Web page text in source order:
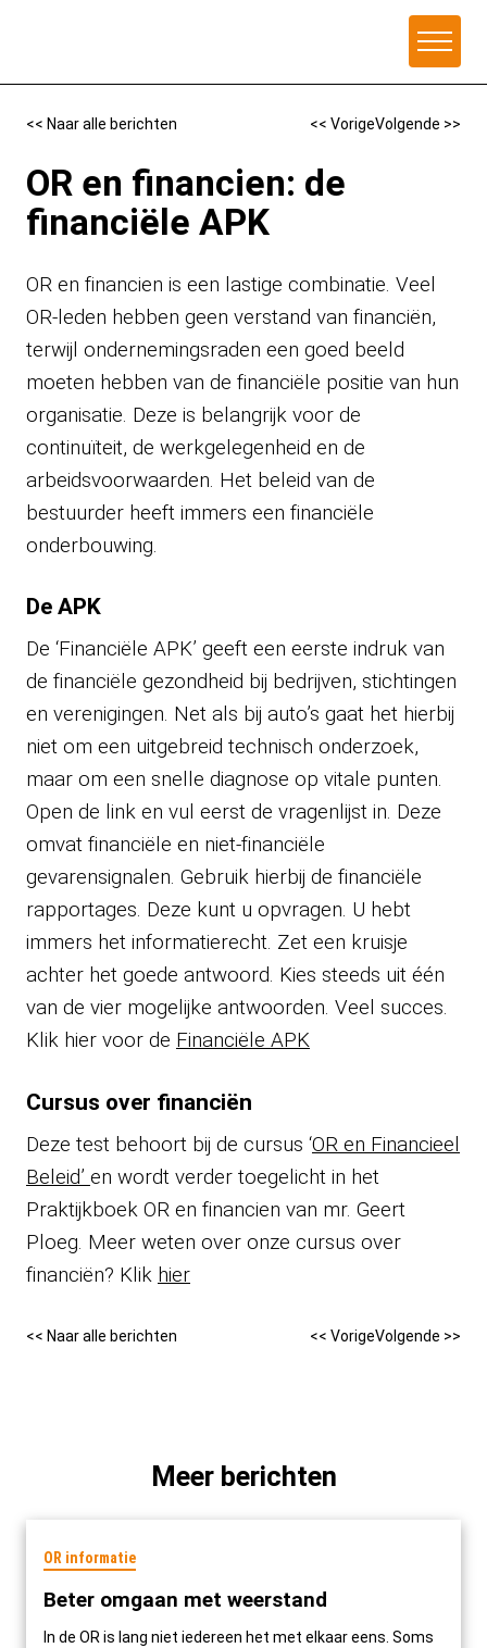
<< Naar alle berichten << VorigeVolgende >>
OR en financien: de
financiële APK
OR en financien is een lastige combinatie. Veel
OR-leden hebben geen verstand van financiën,
terwijl ondernemingsraden een goed beeld
moeten hebben van de financiële positie van hun
organisatie. Deze is belangrijk voor de
continuïteit, de werkgelegenheid en de
arbeidsvoorwaarden. Het beleid van de
bestuurder heeft immers een financiële
onderbouwing.
De APK
De ‘Financiële APK’ geeft een eerste indruk van
de financiële gezondheid bij bedrijven, stichtingen
en verenigingen. Net als bij auto’s gaat het hierbij
niet om een uitgebreid technisch onderzoek,
maar om een snelle diagnose op vitale punten.
Open de link en vul eerst de vragenlijst in. Deze
omvat financiële en niet-financiële
gevarensignalen. Gebruik hierbij de financiële
rapportages. Deze kunt u opvragen. U hebt
immers het informatierecht. Zet een kruisje
achter het goede antwoord. Kies steeds uit één
van de vier mogelijke antwoorden. Veel succes.
Klik hier voor de Financiële APK
Cursus over financiën
Deze test behoort bij de cursus ‘OR en Financieel
Beleid’ en wordt verder toegelicht in het
Praktijkboek OR en financien van mr. Geert
Ploeg. Meer weten over onze cursus over
financiën? Klik hier
<< Naar alle berichten << VorigeVolgende >>
Meer berichten
OR informatie
Beter omgaan met weerstand
In de OR is lang niet iedereen het met elkaar eens. Soms